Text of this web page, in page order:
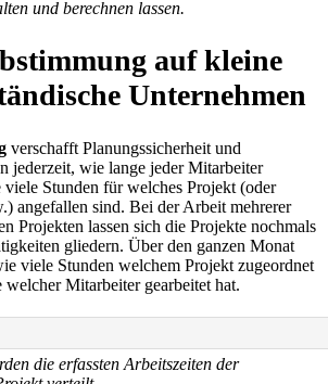
und berechnen lassen.
auf kleine
Unternehmen
verschafft Planungssicherheit und
jederzeit, wie lange jeder Mitarbeiter
viele Stunden für welches Projekt (oder
angefallen sind. Bei der Arbeit mehrerer
Projekten lassen sich die Projekte nochmals
gliedern. Über den ganzen Monat
viele Stunden welchem Projekt zugeordnet
Mitarbeiter gearbeitet hat.
die erfassten Arbeitszeiten der